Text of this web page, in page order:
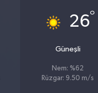
26°
Güneşli
Nem: %62
Rüzgar: 9.50 m/s